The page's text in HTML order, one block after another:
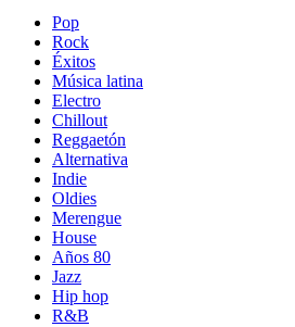
Pop
Rock
Éxitos
Música latina
Electro
Chillout
Reggaetón
Alternativa
Indie
Oldies
Merengue
House
Años 80
Jazz
Hip hop
R&B